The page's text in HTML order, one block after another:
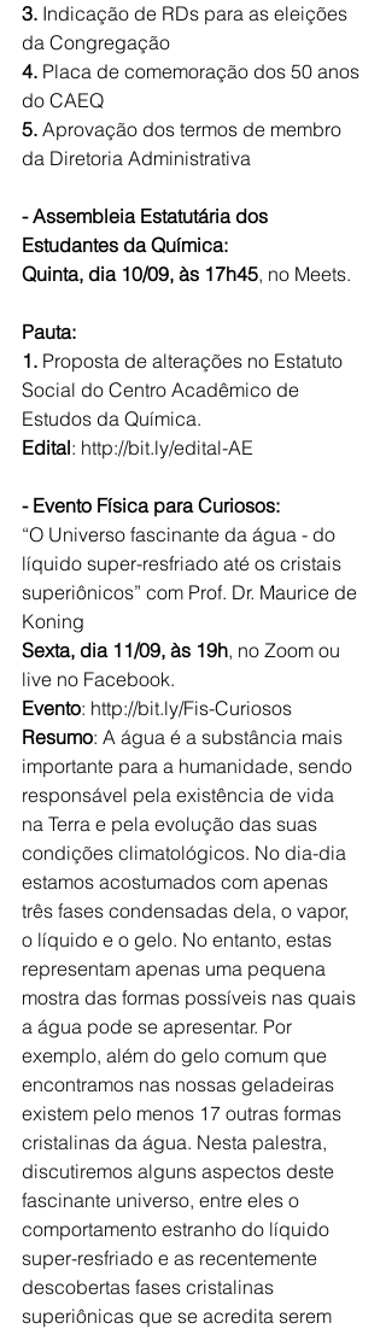
3. Indicação de RDs para as eleições
da Congregação
4. Placa de comemoração dos 50 anos
do CAEQ
5. Aprovação dos termos de membro
da Diretoria Administrativa
- Assembleia Estatutária dos
Estudantes da Química:
Quinta, dia 10/09, às 17h45, no Meets.
Pauta:
1. Proposta de alterações no Estatuto
Social do Centro Acadêmico de
Estudos da Química.
Edital: http://bit.ly/edital-AE
- Evento Física para Curiosos:
“O Universo fascinante da água - do
líquido super-resfriado até os cristais
superiônicos” com Prof. Dr. Maurice de
Koning
Sexta, dia 11/09, às 19h, no Zoom ou
live no Facebook.
Evento: http://bit.ly/Fis-Curiosos
Resumo: A água é a substância mais
importante para a humanidade, sendo
responsável pela existência de vida
na Terra e pela evolução das suas
condições climatológicos. No dia-dia
estamos acostumados com apenas
três fases condensadas dela, o vapor,
o líquido e o gelo. No entanto, estas
representam apenas uma pequena
mostra das formas possíveis nas quais
a água pode se apresentar. Por
exemplo, além do gelo comum que
encontramos nas nossas geladeiras
existem pelo menos 17 outras formas
cristalinas da água. Nesta palestra,
discutiremos alguns aspectos deste
fascinante universo, entre eles o
comportamento estranho do líquido
super-resfriado e as recentemente
descobertas fases cristalinas
superiônicas que se acredita serem